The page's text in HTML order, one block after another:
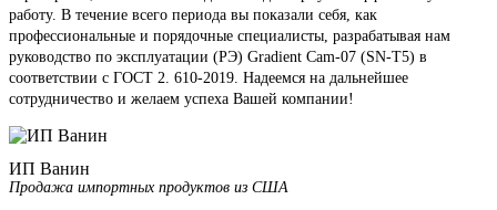
работу. В течение всего периода вы показали себя, как
профессиональные и порядочные специалисты, разрабатывая нам
руководство по эксплуатации (РЭ) Gradient Cam-07 (SN-T5) в
соответствии с ГОСТ 2. 610-2019. Надеемся на дальнейшее
сотрудничество и желаем успеха Вашей компании!
ИП Ванин
Продажа импортных продуктов из США